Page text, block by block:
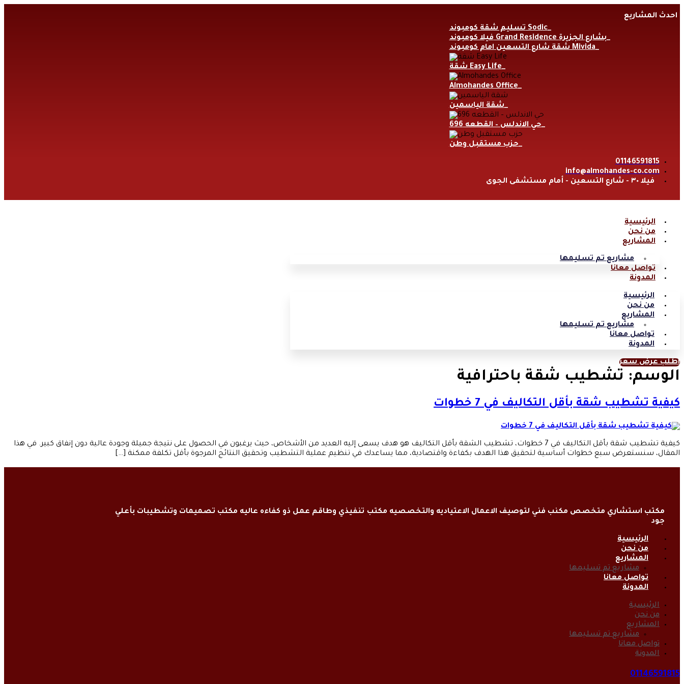
to
احدث المشاريع
تسليم شقة كومبوند Sodic
فيلا كومبوند Grand Residence بشارع الجزيرة
شقة شارع التسعين امام كومبوند Mivida
شقة Easy Life
Almohandes Office
شقة الياسمين
حي الاندلس – القطعه 696
حزب مستقبل وطن
01146591815
info@almohandes-co.com
فيلا ٣٠ - شارع التسعين - أمام مستشفى الجوى
الرئيسية
من نحن
المشاريع
مشاريع تم تسليمها
تواصل معانا
المدونة
الرئيسية
من نحن
المشاريع
مشاريع تم تسليمها
تواصل معانا
المدونة
اطلب عرض سعر
الوسم: تشطيب شقة باحترافية
كيفية تشطيب شقة بأقل التكاليف في 7 خطوات
كيفية تشطيب شقة بأقل التكاليف في 7 خطوات، تشطيب الشقة بأقل التكاليف هو هدف يسعى إليه العديد من الأشخاص، حيث يرغبون في الحصول على نتيجة جميلة وجودة عالية دون إنفاق كبير. في هذا
المقال، سنستعرض سبع خطوات أساسية لتحقيق هذا الهدف بكفاءة واقتصادية، مما يساعدك في تنظيم عملية التشطيب وتحقيق النتائج المرجوة بأقل تكلفة ممكنة […]
مكتب استشاري متخصص مكنب فني لتوصيف الاعمال الاعتياديه والتخصصيه مكتب تنفيذي وطاقم عمل ذو كفاءه عاليه مكتب تصميمات وتشطيبات بأعلي
جود
الرئيسية
من نحن
المشاريع
مشاريع تم تسليمها
تواصل معانا
المدونة
الرئيسية
من نحن
المشاريع
مشاريع تم تسليمها
تواصل معانا
المدونة
01146591815